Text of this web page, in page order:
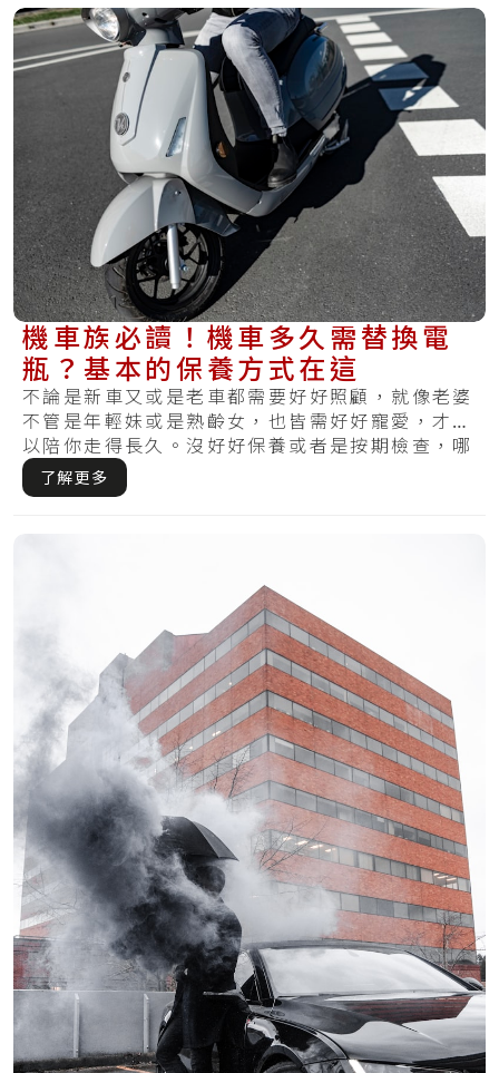
機車族必讀！機車多久需替換電
瓶？基本的保養方式在這
不論是新車又或是老車都需要好好照顧，就像老婆
不管是年輕妹或是熟齡女，也皆需好好寵愛，才可
以陪你走得長久。沒好好保養或者是按期檢查，哪
天發.....
了解更多